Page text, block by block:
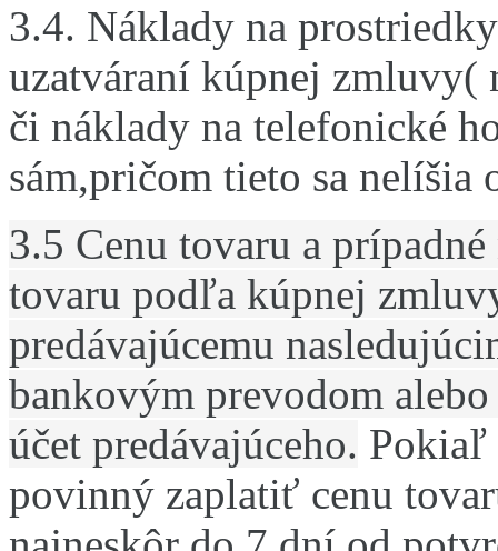
3.4. Náklady na
uzatváraní kúpnej zmluvy(
či náklady na telefonické
sám,pričom tieto sa nelíšia
3.5 Cenu tovaru a
tovaru podľa kúpnej
predávajúcemu
bankovým prevodom
účet predávajúceho. Pokiaľ
povinný zaplatiť cenu